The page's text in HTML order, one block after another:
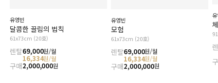
유영빈
달콤한 끌림의 법칙
61x73cm (20호)
렌탈69,000원/월
16,334원/월
구매2,000,000원
유영빈
모험
61x73cm (20호)
렌탈69,000원/월
16,334원/월
구매2,000,000원